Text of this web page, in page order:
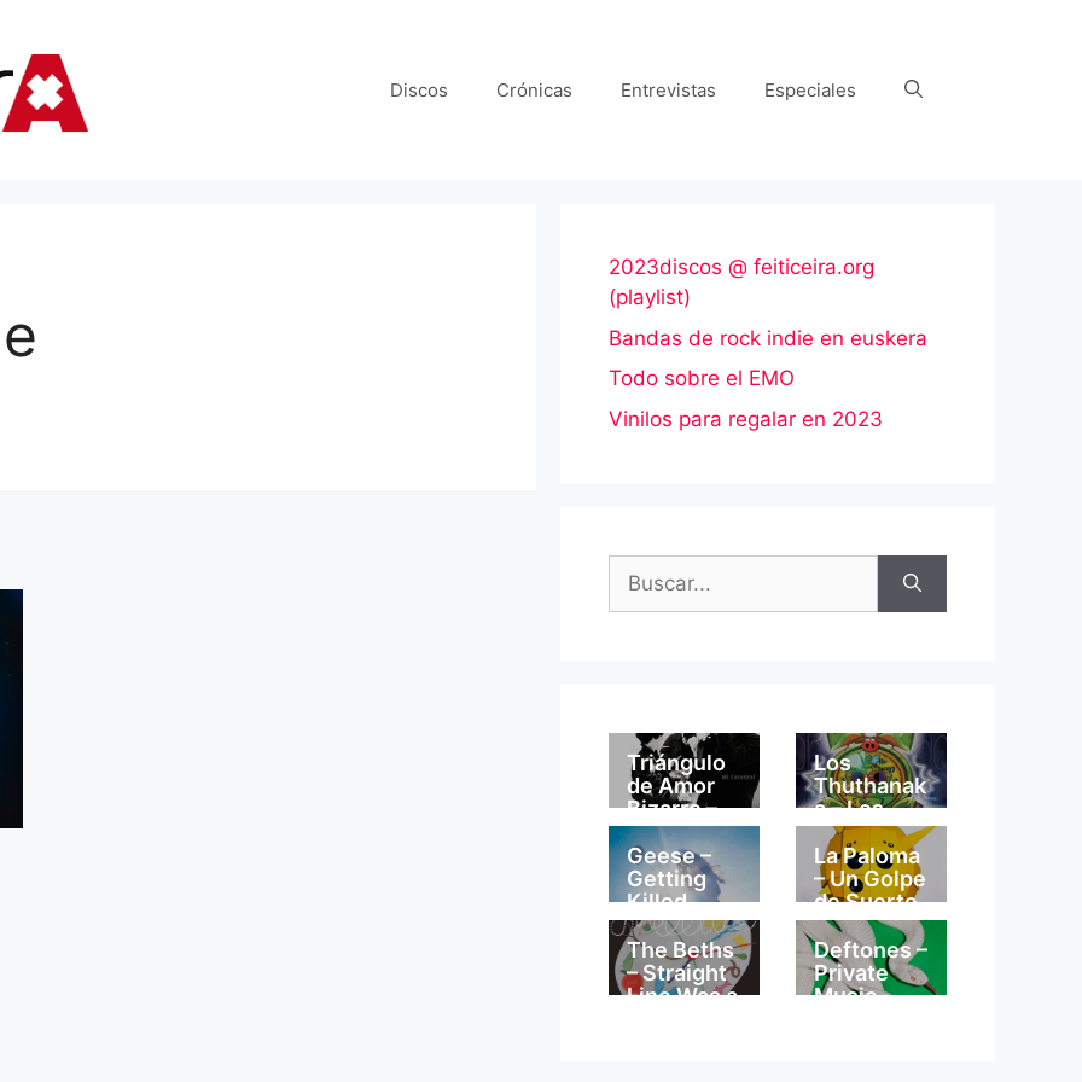
Discos Crónicas Entrevistas Especiales
2023discos @ feiticeira.org
(playlist)
Bandas de rock indie en euskera
Todo sobre el EMO
Vinilos para regalar en 2023
Triángulo
de Amor
Bizarro –
Mi
Catedral
Los
Thuthanak
a – Los
Thuthanak
a
Geese –
Getting
Killed
La Paloma
– Un Golpe
de Suerte
The Beths
– Straight
Line Was a
Deftones –
Private
Music